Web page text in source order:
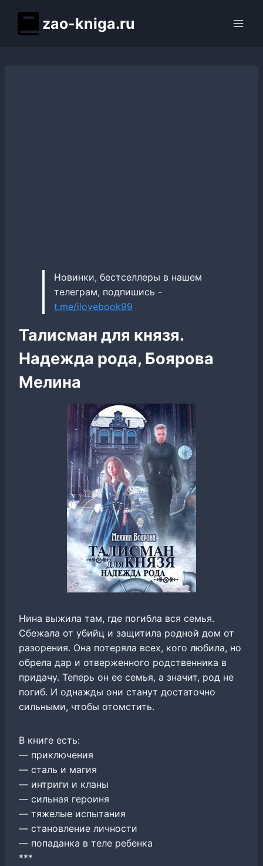
содержимому
zao-kniga.ru
Новинки, бестселлеры в нашем
телеграм, подпишись -
t.me/ilovebook99
Талисман для князя.
Надежда рода, Боярова
Мелина
Нина выжила там, где погибла вся семья.
Сбежала от убийц и защитила родной дом от
разорения. Она потеряла всех, кого любила, но
обрела дар и отверженного родственника в
придачу. Теперь он ее семья, а значит, род не
погиб. И однажды они станут достаточно
сильными, чтобы отомстить.
В книге есть:
— приключения
— сталь и магия
— интриги и кланы
— сильная героиня
— тяжелые испытания
— становление личности
— попаданка в теле ребенка
***